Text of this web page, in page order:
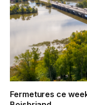
Fermetures ce